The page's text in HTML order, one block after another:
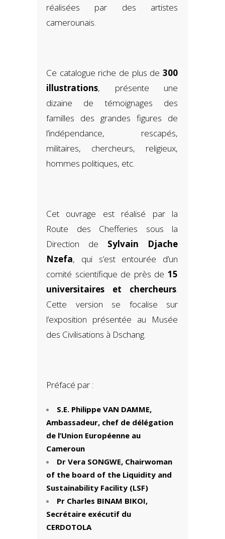
réalisées par des artistes
camerounais.
Ce catalogue riche de plus de 300
illustrations, présente une
dizaine de témoignages des
familles des grandes figures de
l’indépendance, rescapés,
militaires, chercheurs, religieux,
hommes politiques, etc.
Cet ouvrage est réalisé par la
Route des Chefferies sous la
Direction de Sylvain Djache
Nzefa, qui s’est entourée d’un
comité scientifique de près de 15
universitaires et chercheurs.
Cette version se focalise sur
l’exposition présentée au Musée
des Civilisations à Dschang.
Préfacé par :
S.E. Philippe VAN DAMME,
Ambassadeur, chef de délégation
de l’Union Européenne au
Cameroun
Dr Vera SONGWE, Chairwoman
of the board of the Liquidity and
Sustainability Facility (LSF)
Pr Charles BINAM BIKOI,
Secrétaire exécutif du
CERDOTOLA